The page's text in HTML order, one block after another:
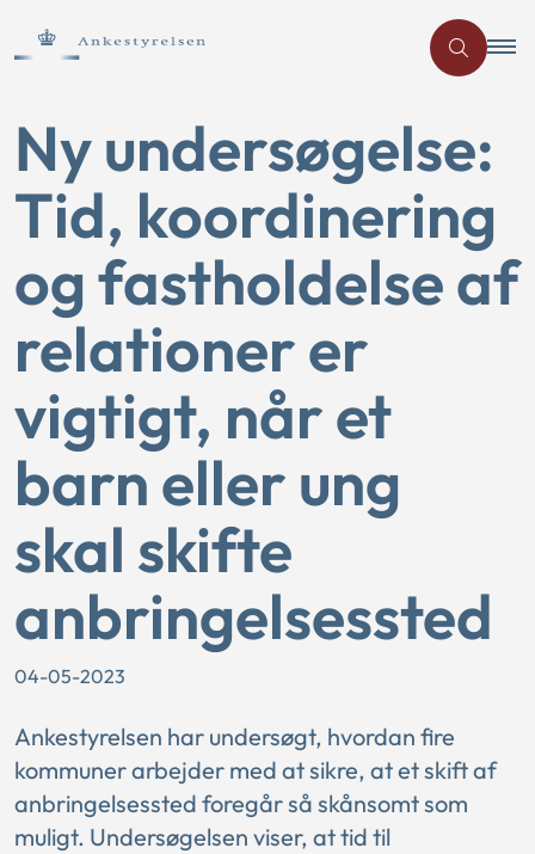
Ny undersøgelse:
Tid, koordinering
og fastholdelse af
relationer er
vigtigt, når et
barn eller ung
skal skifte
anbringelsessted
04-05-2023
Ankestyrelsen har undersøgt, hvordan fire
kommuner arbejder med at sikre, at et skift af
anbringelsessted foregår så skånsomt som
muligt. Undersøgelsen viser, at tid til